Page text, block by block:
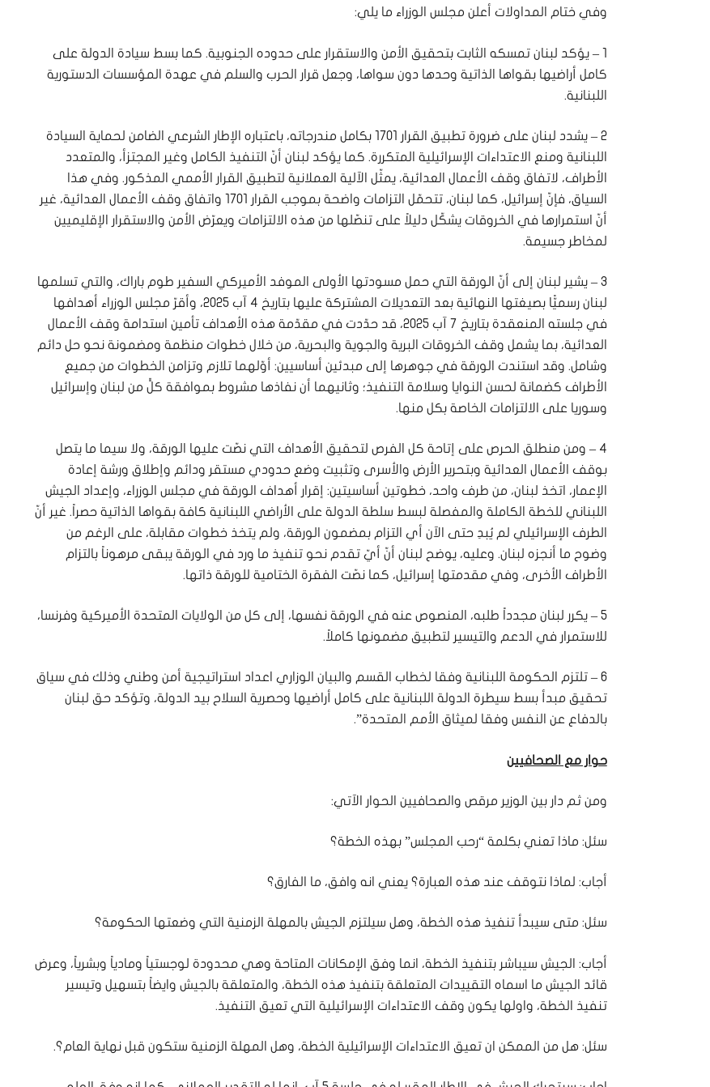
وفي ختام المداولات أعلن مجلس الوزراء ما يلي:
1 – يؤكد لبنان تمسكه الثابت بتحقيق الأمن والاستقرار على حدوده الجنوبية. كما بسط سيادة الدولة على
كامل أراضيها بقواها الذاتية وحدها دون سواها، وجعل قرار الحرب والسلم في عهدة المؤسسات الدستورية
اللبنانية.
2 – يشدد لبنان على ضرورة تطبيق القرار 1701 بكامل مندرجاته، باعتباره الإطار الشرعي الضامن لحماية السيادة
اللبنانية ومنع الاعتداءات الإسرائيلية المتكررة. كما يؤكد لبنان أنّ التنفيذ الكامل وغير المجتزأ، والمتعدد
الأطراف، لاتفاق وقف الأعمال العدائية، يمثّل الآلية العملانية لتطبيق القرار الأممي المذكور. وفي هذا
السياق، فإنّ إسرائيل، كما لبنان، تتحمّل التزامات واضحة بموجب القرار 1701 واتفاق وقف الأعمال العدائية، غير
أنّ استمرارها في الخروقات يشكّل دليلاً على تنصّلها من هذه الالتزامات ويعرّض الأمن والاستقرار الإقليميين
لمخاطر جسيمة.
3 – يشير لبنان إلى أنّ الورقة التي حمل مسودتها الأولى الموفد الأميركي السفير طوم باراك، والتي تسلمها
لبنان رسميًّا بصيغتها النهائية بعد التعديلات المشتركة عليها بتاريخ ٤ آب ٢٠٢٥، وأقرّ مجلس الوزراء أهدافها
في جلسته المنعقدة بتاريخ ٧ آب ٢٠٢٥، قد حدّدت في مقدّمة هذه الأهداف تأمين استدامة وقف الأعمال
العدائية، بما يشمل وقف الخروقات البرية والجوية والبحرية، من خلال خطوات منظمة ومضمونة نحو حل دائم
وشامل. وقد استندت الورقة في جوهرها إلى مبدئين أساسيين: أوّلهما تلازم وتزامن الخطوات من جميع
الأطراف كضمانة لحسن النوايا وسلامة التنفيذ؛ وثانيهما أن نفاذها مشروط بموافقة كلٍّ من لبنان وإسرائيل
وسوريا على الالتزامات الخاصة بكل منها.
4 – ومن منطلق الحرص على إتاحة كل الفرص لتحقيق الأهداف التي نصّت عليها الورقة، ولا سيما ما يتصل
بوقف الأعمال العدائية وبتحرير الأرض والأسرى وتثبيت وضع حدودي مستقر ودائم وإطلاق ورشة إعادة
الإعمار، اتخذ لبنان، من طرف واحد، خطوتين أساسيتين: إقرار أهداف الورقة في مجلس الوزراء، وإعداد الجيش
اللبناني للخطة الكاملة والمفصلة لبسط سلطة الدولة على الأراضي اللبنانية كافة بقواها الذاتية حصراً. غير أنّ
الطرف الإسرائيلي لم يُبدِ حتى الآن أي التزام بمضمون الورقة، ولم يتخذ خطوات مقابلة، على الرغم من
وضوح ما أنجزه لبنان. وعليه، يوضح لبنان أنّ أيّ تقدم نحو تنفيذ ما ورد في الورقة يبقى مرهوناً بالتزام
الأطراف الأخرى، وفي مقدمتها إسرائيل، كما نصّت الفقرة الختامية للورقة ذاتها.
5 – يكرر لبنان مجدداً طلبه، المنصوص عنه في الورقة نفسها، إلى كل من الولايات المتحدة الأميركية وفرنسا،
للاستمرار في الدعم والتيسير لتطبيق مضمونها كاملاً.
6 – تلتزم الحكومة اللبنانية وفقا لخطاب القسم والبيان الوزاري اعداد استراتيجية أمن وطني وذلك في سياق
تحقيق مبدأ بسط سيطرة الدولة اللبنانية على كامل أراضيها وحصرية السلاح بيد الدولة، وتؤكد حق لبنان
بالدفاع عن النفس وفقا لميثاق الأمم المتحدة”.
حوار مع الصحافيين
ومن ثم دار بين الوزير مرقص والصحافيين الحوار الآتي:
سئل: ماذا تعني بكلمة “رحب المجلس” بهذه الخطة؟
أجاب: لماذا نتوقف عند هذه العبارة؟ يعني انه وافق، ما الفارق؟
سئل: متى سيبدأ تنفيذ هذه الخطة، وهل سيلتزم الجيش بالمهلة الزمنية التي وضعتها الحكومة؟
أجاب: الجيش سيباشر بتنفيذ الخطة، انما وفق الإمكانات المتاحة وهي محدودة لوجستياً ومادياً وبشرياً، وعرض
قائد الجيش ما اسماه التقييدات المتعلقة بتنفيذ هذه الخطة، والمتعلقة بالجيش وايضاً بتسهيل وتيسير
تنفيذ الخطة، واولها يكون وقف الاعتداءات الإسرائيلية التي تعيق التنفيذ.
سئل: هل من الممكن ان تعيق الاعتداءات الإسرائيلية الخطة، وهل المهلة الزمنية ستكون قبل نهاية العام؟.